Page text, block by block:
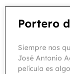
Portero
Siempre nos
José Antonio
película es